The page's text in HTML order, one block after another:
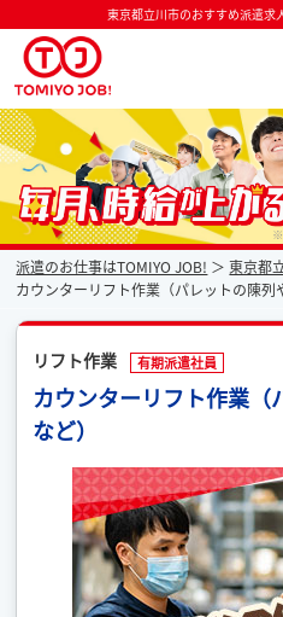
東京都立川市のおすすめ派遣求
派遣なら毎月時給が上がるトミヨジョブ
派遣のお仕事はTOMIYO JOB!
東京都
カウンターリフト作業（パレットの陳列
リフト作業 有期派遣社員
カウンターリフト作業（
など）